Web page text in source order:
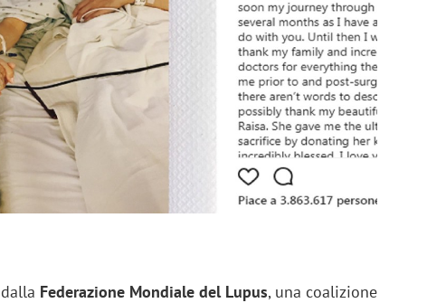
Federazione Mondiale del Lupus, una coalizione